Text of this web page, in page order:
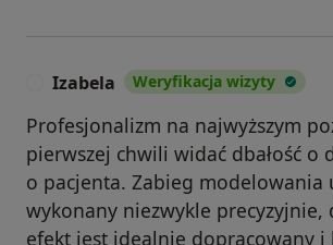
Izabela Weryfikacja wizyty
Profesjonalizm na najwyższym
pierwszej chwili widać dbałość o
o pacjenta. Zabieg modelowania
wykonany niezwykle precyzyjnie,
efekt jest idealnie dopracowany i